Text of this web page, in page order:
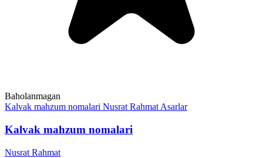
Baholanmagan
Kalvak mahzum nomalari Nusrat Rahmat Asarlar
Kalvak mahzum nomalari
Nusrat Rahmat